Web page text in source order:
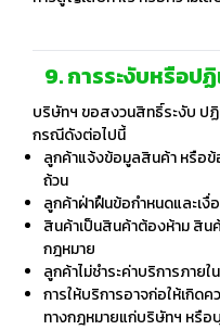
9. การระงับหรือป
บริษัทฯ ขอสงวนสิทธิ์ระงับ ปฏิ
กรณีดังต่อไปนี้
ลูกค้าแจ้งข้อมูลสินค้า หรือข้
ถ้วน
ลูกค้าฝ่าฝืนข้อกำหนดและเงื่
สินค้าเป็นสินค้าต้องห้าม สิน
กฎหมาย
ลูกค้าไม่ชำระค่าบริการภาย
การให้บริการอาจก่อให้เกิด
ทางกฎหมายแก่บริษัทฯ หรื